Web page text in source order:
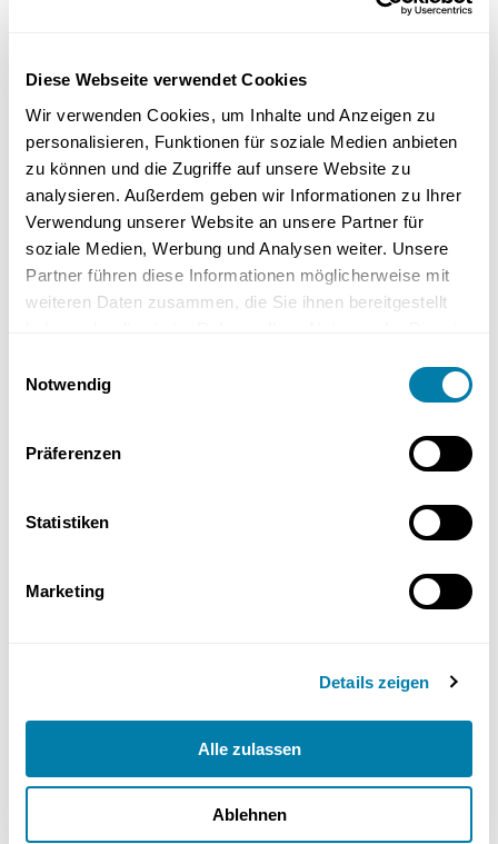
Diese Webseite verwendet Cookies
Wir verwenden Cookies, um Inhalte und Anzeigen zu
personalisieren, Funktionen für soziale Medien anbieten
zu können und die Zugriffe auf unsere Website zu
analysieren. Außerdem geben wir Informationen zu Ihrer
Verwendung unserer Website an unsere Partner für
soziale Medien, Werbung und Analysen weiter. Unsere
Partner führen diese Informationen möglicherweise mit
weiteren Daten zusammen, die Sie ihnen bereitgestellt
Notwendig
Präferenzen
Statistiken
Marketing
Details zeigen
Alle zulassen
Ablehnen
Hygieneartikeln. Ein gut durchdachter Stauraum hilft, das
Gegenstände griffbereit zu haben.
Kreative Gestaltungsideen
Ein individuell gestaltetes Kinderbadezimmer kann den Spaß und die
Kreativität der Kinder anregen. Durch wenig Mittel und viel Liebe
Badespielzeug fördert den Spaß und die Kreativität während des
Badens.
Das Badewannenspielzeug kann die Kreativität und Fantasie der
Kräftige Farben und verspielte Accessoires fördern den Spaß im
Kinderbadezimmer.
Für die Fliesen im Kinderbadezimmer werden häufig warme Farben